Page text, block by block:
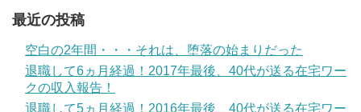
最近の投稿
空白の2年間・・・それは、堕落の始まりだった
退職して6ヵ月経過！2017年最後、40代が送る在宅ワー
クの収入報告！
退職して5ヵ月経過！2016年最後、40代が送る在宅ワー